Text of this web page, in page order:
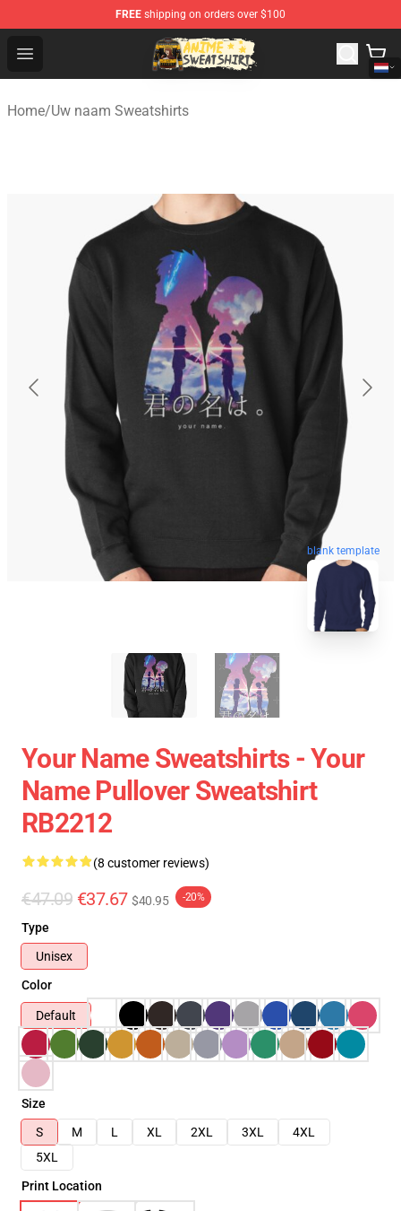
FREE shipping on orders over $100
Open menu
Anime Sweatshirts Store - The Best Store for Anime Fans
Home/Uw naam Sweatshirts
blank template
Your Name Sweatshirts - Your
Name Pullover Sweatshirt
RB2212
(8 customer reviews)
€47.09 €37.67 $40.95 -20%
Type
Unisex
Color
Default
Size
S
M L XL 2XL 3XL
4XL
5XL
Print Location